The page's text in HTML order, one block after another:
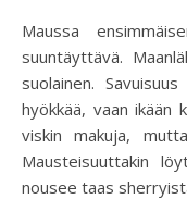
Maussa
suuntäyttävä.
suolainen.
hyökkää, vaan ikään
viskin makuja,
Mausteisuuttakin
nousee taas